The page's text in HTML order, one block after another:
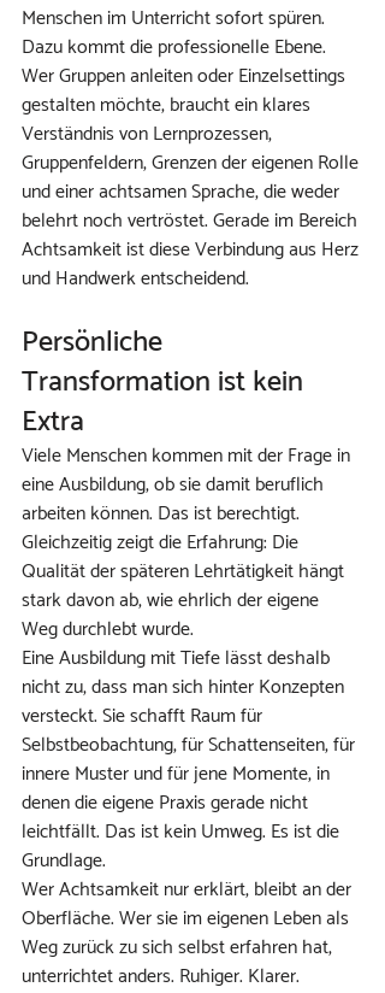
Menschen im Unterricht sofort spüren.
Dazu kommt die professionelle Ebene.
Wer Gruppen anleiten oder Einzelsettings
gestalten möchte, braucht ein klares
Verständnis von Lernprozessen,
Gruppenfeldern, Grenzen der eigenen Rolle
und einer achtsamen Sprache, die weder
belehrt noch vertröstet. Gerade im Bereich
Achtsamkeit ist diese Verbindung aus Herz
und Handwerk entscheidend.
Persönliche
Transformation ist kein
Extra
Viele Menschen kommen mit der Frage in
eine Ausbildung, ob sie damit beruflich
arbeiten können. Das ist berechtigt.
Gleichzeitig zeigt die Erfahrung: Die
Qualität der späteren Lehrtätigkeit hängt
stark davon ab, wie ehrlich der eigene
Weg durchlebt wurde.
Eine Ausbildung mit Tiefe lässt deshalb
nicht zu, dass man sich hinter Konzepten
versteckt. Sie schafft Raum für
Selbstbeobachtung, für Schattenseiten, für
innere Muster und für jene Momente, in
denen die eigene Praxis gerade nicht
leichtfällt. Das ist kein Umweg. Es ist die
Grundlage.
Wer Achtsamkeit nur erklärt, bleibt an der
Oberfläche. Wer sie im eigenen Leben als
Weg zurück zu sich selbst erfahren hat,
unterrichtet anders. Ruhiger. Klarer.